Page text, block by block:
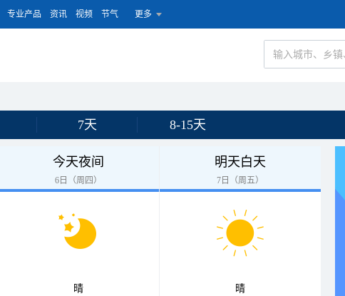
专业产品 资讯 视频 节气 更多
7天 8-15天
今天夜间
6日（周四）
晴
明天白天
7日（周五）
晴